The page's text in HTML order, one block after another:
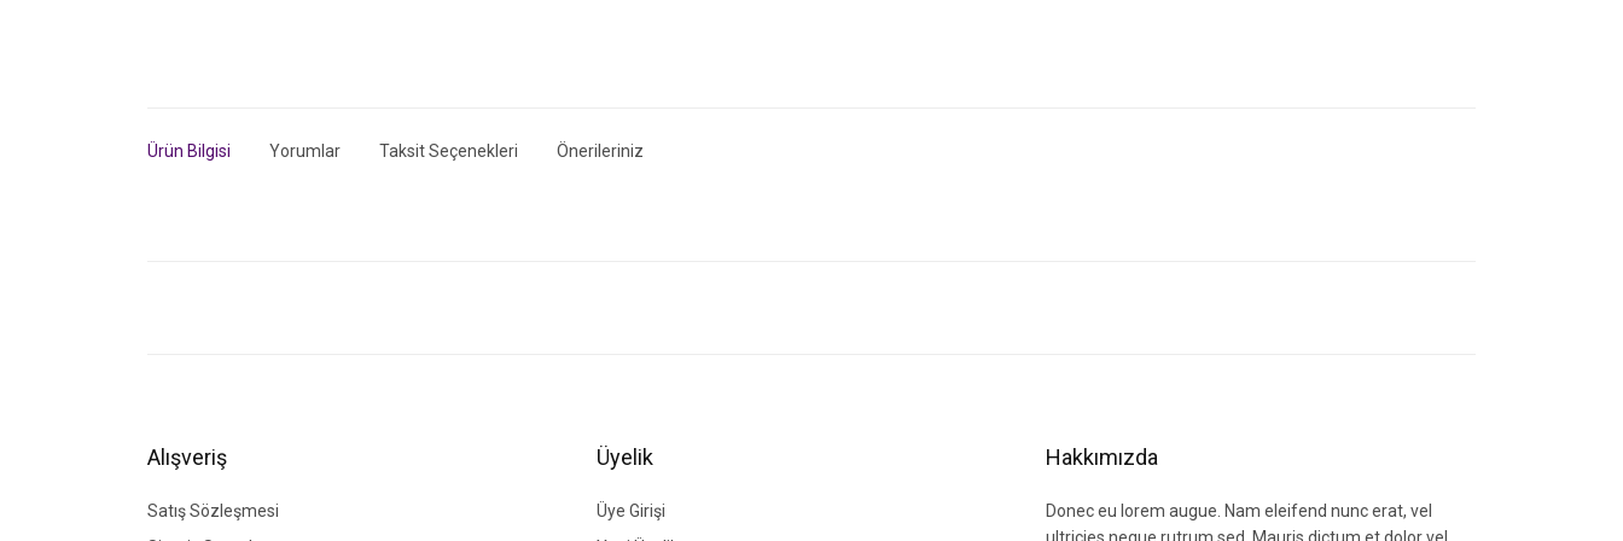
Ürün Bilgisi Yorumlar Taksit Seçenekleri Önerileriniz
Ürün fiyatı diğer sitelerden daha pahalı.
Bu ürüne benzer farklı alternatifler olmalı.
Alışveriş
Satış Sözleşmesi
Üyelik
Üye Girişi
Hakkımızda
Donec eu lorem augue. Nam eleifend nunc erat, vel